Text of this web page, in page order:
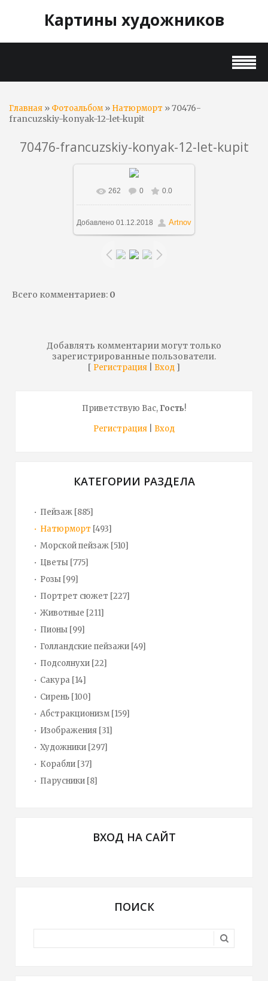
Картины художников
Главная » Фотоальбом» Натюрморт » 70476-
francuzskiy-konyak-12-let-kupit
70476-francuzskiy-konyak-12-let-kupit
В реальном размере
700x882 / 82.2Kb
262 0 0.0
Добавлено 01.12.2018 Artnov
Всего комментариев: 0
Добавлять комментарии могут только
зарегистрированные пользователи.
[ Регистрация Вход ]
Приветствую Вас,Гость!
Регистрация
Вход
КАТЕГОРИИ РАЗДЕЛА
Пейзаж [885]
Натюрморт [493]
Морской пейзаж [510]
Цветы [775]
Розы [99]
Портрет сюжет [227]
Животные [211]
Пионы [99]
Голландские пейзажи [49]
Подсолнухи [22]
Сакура [14]
Сирень [100]
Абстракционизм [159]
Изображения [31]
Художники [297]
Корабли [37]
Парусники [8]
ВХОД НА САЙТ
ПОИСК